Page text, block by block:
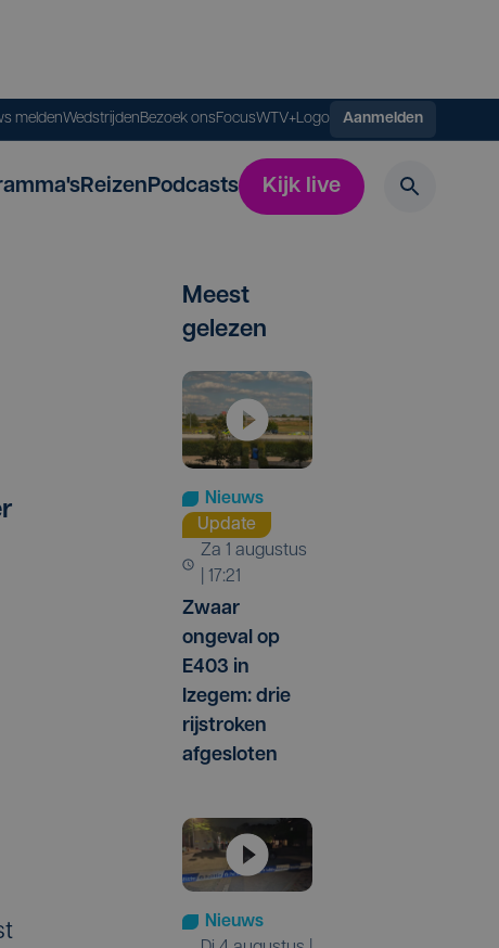
meldenWedstrijdenBezoek onsFocusWTV+Logo Aanmelden
ReizenPodcasts Kijk live
Meest
gelezen
Nieuws
Update
za 1 augustus
| 17:21
Zwaar
ongeval op
E403 in
Izegem: drie
rijstroken
afgesloten
Nieuws